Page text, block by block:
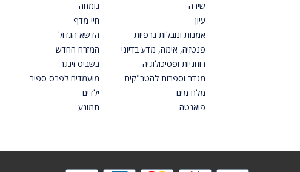
שירה
עיון
אמנות ונובלות גרפיות
פנטזיה, אימה, מדע בדיוני
רוחניות ופסיכולוגיה
מגדר וספרות להטב"קית
מלח מים
פואנטה
גומחה
חיי מדף
הדשא הגדול
המזרח החדש
בשביס זינגר
מועמדים לפרס ספיר
ילדים
תמונע